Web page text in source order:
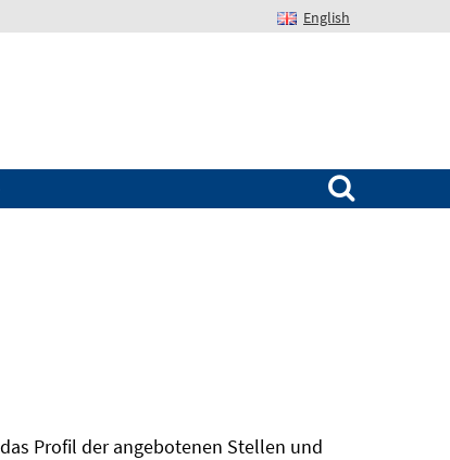
English
Suchen nach:
Profil der angebotenen Stellen und